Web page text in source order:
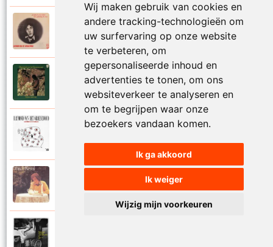
Wij maken gebruik van cookies en
andere tracking-technologieën om
uw surfervaring op onze website
te verbeteren, om
gepersonaliseerde inhoud en
advertenties te tonen, om ons
websiteverkeer te analyseren en
om te begrijpen waar onze
bezoekers vandaan komen.
Ik ga akkoord
Ik weiger
Wijzig mijn voorkeuren
Raymond Van Het Groenewoud
Mijn lieve schatje
Raymond Van Het Groenewoud
Mijn schoolgaande jeugd
Raymond Van Het Groenewoud
Mijnheer de postbode
Raymond Van Het Groenewoud
Moeder